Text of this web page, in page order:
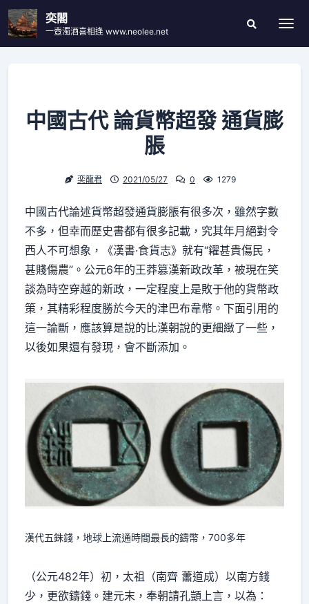
Skip
to
content
奕閣
一壺濁酒喜相逢 www.neolee.net
中國古代 論貨幣超發 通貨膨
脹
奕龍君 2021/05/27 0 1279
中國古代論述貨幣超發通貨膨脹有很多次，雖然字數
不多，但幸而歷史書都有很多記載，究其年月絕對令
西人不可想象，《漢書·食貨志》就有“糴甚貴傷民，
甚賤傷農”。公元6年的王莽篡漢新政改革，被現在笑
談為時空穿越的新政，一定程度上是敗于他的貨幣政
策，其精彩程度勝於今天的津巴布韋幣。下面引用的
這一論斷，應該算是說的比漢朝說的更細緻了一些，
以後如果還有發現，會不斷添加。
漢代五銖錢，地球上流通時間最長的鑄幣，700多年
（公元482年）初，太祖（南齊 蕭道成）以南方錢
少，更欲鑄錢。建元末，奉朝請孔顗上言，以為：